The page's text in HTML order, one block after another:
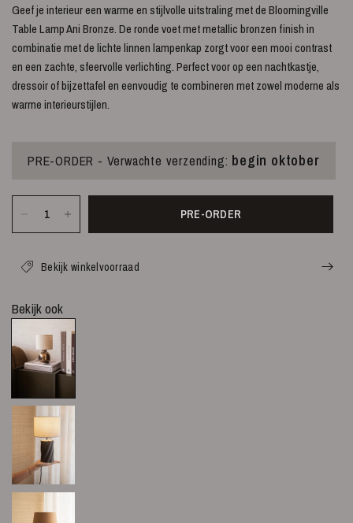
Geef je interieur een warme en stijlvolle uitstraling met de Bloomingville
Table Lamp Ani Bronze. De ronde voet met metallic bronzen finish in
combinatie met de lichte linnen lampenkap zorgt voor een mooi contrast
en een zachte, sfeervolle verlichting. Perfect voor op een nachtkastje,
dressoir of bijzettafel en eenvoudig te combineren met zowel moderne als
warme interieurstijlen.
PRE-ORDER - Verwachte verzending: begin oktober
PRE-ORDER
Bekijk winkelvoorraad
Bekijk ook